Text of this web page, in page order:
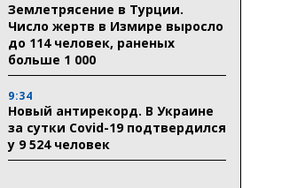
Землетрясение в Турции.
Число жертв в Измире выросло
до 114 человек, раненых
больше 1 000
9:34
Новый антирекорд. В Украине
за сутки Covid-19 подтвердился
у 9 524 человек